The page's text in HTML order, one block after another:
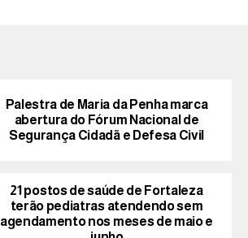
Palestra de Maria da Penha marca
abertura do Fórum Nacional de
Segurança Cidadã e Defesa Civil
21 postos de saúde de Fortaleza
terão pediatras atendendo sem
agendamento nos meses de maio e